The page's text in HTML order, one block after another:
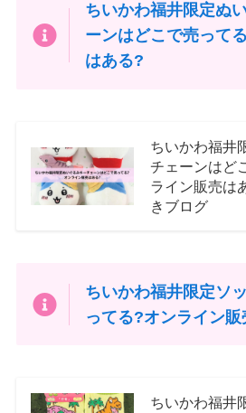
ちいかわ福井限定ぬ
ーンはどこで売って
はある?
ちいかわ福井
チェーンはど
ライン販売は
きブログ
ちいかわ福井限定ソ
ってる?オンライン
ちいかわ福井